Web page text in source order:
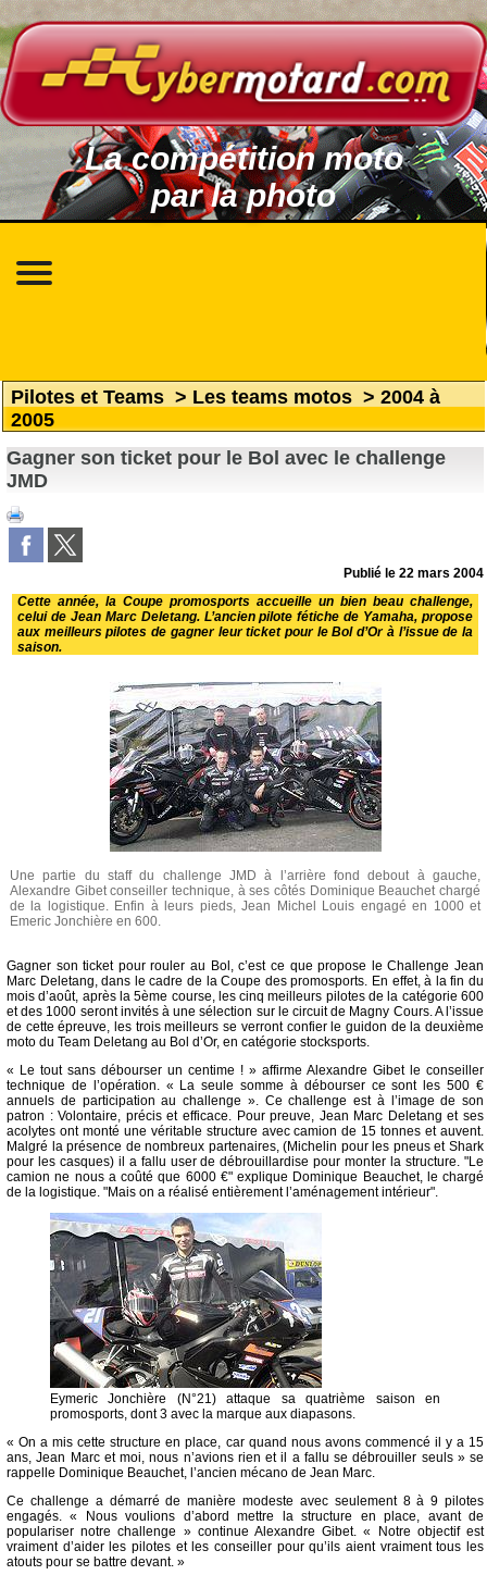
La compétition moto
par la photo
Pilotes et Teams > Les teams motos > 2004 à
2005
Gagner son ticket pour le Bol avec le challenge
JMD
Publié le22 mars 2004
Cette année, la Coupe promosports accueille un bien beau challenge,
celui de Jean Marc Deletang. L’ancien pilote fétiche de Yamaha, propose
aux meilleurs pilotes de gagner leur ticket pour le Bol d’Or à l’issue de la
saison.
Une partie du staff du challenge JMD à l’arrière fond debout à gauche,
Alexandre Gibet conseiller technique, à ses côtés Dominique Beauchet chargé
de la logistique. Enfin à leurs pieds, Jean Michel Louis engagé en 1000 et
Emeric Jonchière en 600.
Gagner son ticket pour rouler au Bol, c’est ce que propose le Challenge Jean
Marc Deletang, dans le cadre de la Coupe des promosports. En effet, à la fin du
mois d’août, après la 5ème course, les cinq meilleurs pilotes de la catégorie 600
et des 1000 seront invités à une sélection sur le circuit de Magny Cours. A l’issue
de cette épreuve, les trois meilleurs se verront confier le guidon de la deuxième
moto du Team Deletang au Bol d’Or, en catégorie stocksports.
« Le tout sans débourser un centime ! » affirme Alexandre Gibet le conseiller
technique de l’opération. « La seule somme à débourser ce sont les 500 €
annuels de participation au challenge ». Ce challenge est à l’image de son
patron : Volontaire, précis et efficace. Pour preuve, Jean Marc Deletang et ses
acolytes ont monté une véritable structure avec camion de 15 tonnes et auvent.
Malgré la présence de nombreux partenaires, (Michelin pour les pneus et Shark
pour les casques) il a fallu user de débrouillardise pour monter la structure. "Le
camion ne nous a coûté que 6000 €" explique Dominique Beauchet, le chargé
de la logistique. "Mais on a réalisé entièrement l’aménagement intérieur".
Eymeric Jonchière (N°21) attaque sa quatrième saison en
promosports, dont 3 avec la marque aux diapasons.
« On a mis cette structure en place, car quand nous avons commencé il y a 15
ans, Jean Marc et moi, nous n’avions rien et il a fallu se débrouiller seuls » se
rappelle Dominique Beauchet, l’ancien mécano de Jean Marc.
Ce challenge a démarré de manière modeste avec seulement 8 à 9 pilotes
engagés. « Nous voulions d’abord mettre la structure en place, avant de
populariser notre challenge » continue Alexandre Gibet. « Notre objectif est
vraiment d’aider les pilotes et les conseiller pour qu’ils aient vraiment tous les
atouts pour se battre devant. »